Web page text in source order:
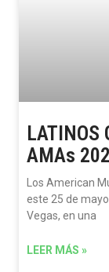
LATINOS
AMAs
Los American
este 25 de
Vegas, en una
LEER MÁS »